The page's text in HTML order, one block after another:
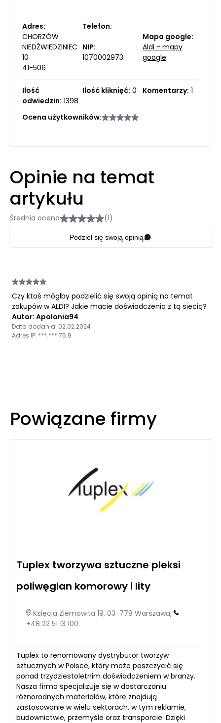
Adres:
CHORZÓW
NIEDŹWIEDZINIEC
10
41-506
Telefon:
NIP:
1070002973
Mapa google:
Aldi - mapy
google
Ilość
odwiedzin: 1398
Ilość kliknięć: 0 Komentarzy: 1
Ocena użytkowników:
Opinie na temat
artykułu
Średnia ocena (1)
Podziel się swoją opinią
Czy ktoś mógłby podzielić się swoją opinią na temat
zakupów w ALDI? Jakie macie doświadczenia z tą siecią?
Autor: Apolonia94
Data dodania: 02.02.2024
Adres IP: ***.***.75.9
Powiązane firmy
Tuplex tworzywa sztuczne pleksi
poliwęglan komorowy i lity
Księcia Ziemowita 19, 03-778 Warszawa,
+48 22 51 13 100
Tuplex to renomowany dystrybutor tworzyw
sztucznych w Polsce, który może poszczycić się
ponad trzydziestoletnim doświadczeniem w branży.
Nasza firma specjalizuje się w dostarczaniu
różnorodnych materiałów, które znajdują
zastosowanie w wielu sektorach, w tym reklamie,
budownictwie, przemyśle oraz transporcie. Dzięki